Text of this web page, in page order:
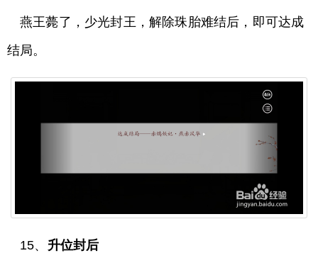
燕王薨了，少光封王，解除珠胎难结后，即可达成
结局。
15、 升位封后